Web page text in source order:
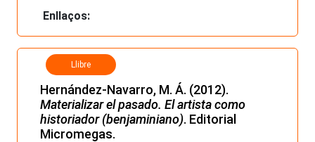
Enllaços:
Llibre
Hernández-Navarro, M. Á. (2012).
Materializar el pasado. El artista como
historiador (benjaminiano). Editorial
Micromegas.